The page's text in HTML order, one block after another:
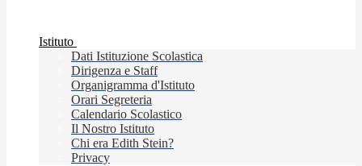
Istituto
Dati Istituzione Scolastica
Dirigenza e Staff
Organigramma d'Istituto
Orari Segreteria
Calendario Scolastico
Il Nostro Istituto
Chi era Edith Stein?
Privacy